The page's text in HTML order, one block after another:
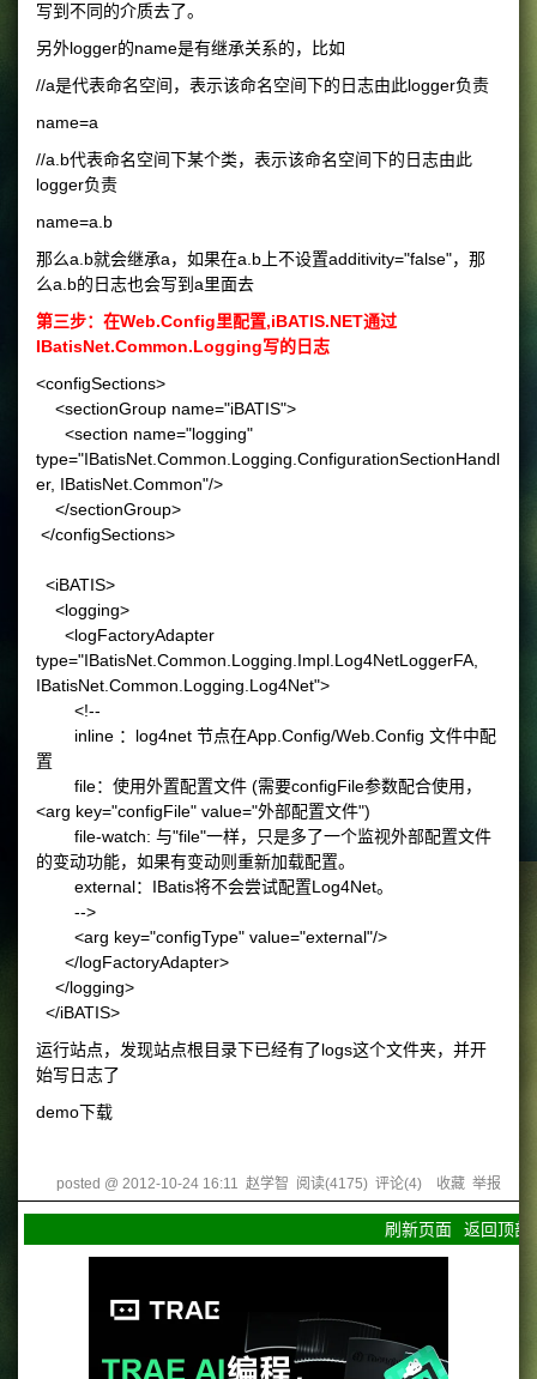
写到不同的介质去了。
另外logger的name是有继承关系的，比如
//a是代表命名空间，表示该命名空间下的日志由此logger负责
name=a
//a.b代表命名空间下某个类，表示该命名空间下的日志由此
logger负责
name=a.b
那么a.b就会继承a，如果在a.b上不设置additivity="false"，那
么a.b的日志也会写到a里面去
第三步：在Web.Config里配置,iBATIS.NET通过
IBatisNet.Common.Logging写的日志
<configSections>
<sectionGroup name="iBATIS">
<section name="logging"
type="IBatisNet.Common.Logging.ConfigurationSectionHandl
er, IBatisNet.Common"/>
</sectionGroup>
</configSections>
<iBATIS>
<logging>
<logFactoryAdapter
type="IBatisNet.Common.Logging.Impl.Log4NetLoggerFA,
IBatisNet.Common.Logging.Log4Net">
<!--
inline ：log4net 节点在App.Config/Web.Config 文件中配
置
file：使用外置配置文件 (需要configFile参数配合使用，
<arg key="configFile" value="外部配置文件")
file-watch: 与"file"一样，只是多了一个监视外部配置文件
的变动功能，如果有变动则重新加载配置。
external：IBatis将不会尝试配置Log4Net。
-->
<arg key="configType" value="external"/>
</logFactoryAdapter>
</logging>
</iBATIS>
运行站点，发现站点根目录下已经有了logs这个文件夹，并开
始写日志了
demo下载
posted @ 2012-10-24 16:11 赵学智 阅读(4175) 评论(4) 收藏 举报
刷新页面 返回顶部